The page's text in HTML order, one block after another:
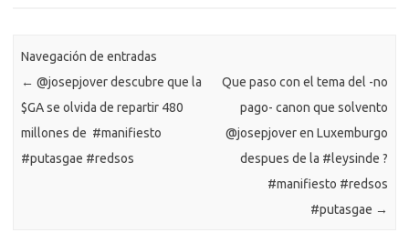
i
ti
r
Navegación de entradas
← @josepjover descubre que la
$GA se olvida de repartir 480
millones de  #manifiesto
#putasgae #redsos
Que paso con el tema del -no
pago- canon que solvento
@josepjover en Luxemburgo
despues de la #leysinde ?
#manifiesto #redsos
#putasgae →